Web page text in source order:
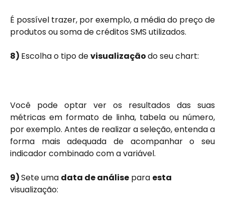
É possível trazer, por exemplo, a média do preço de
produtos ou soma de créditos SMS utilizados.
8) Escolha o tipo de visualização do seu chart:
Você pode optar ver os resultados das suas
métricas em formato de linha, tabela ou número,
por exemplo. Antes de realizar a seleção, entenda a
forma mais adequada de acompanhar o seu
indicador combinado com a variável.
9) Sete uma data de análise para esta
visualização: